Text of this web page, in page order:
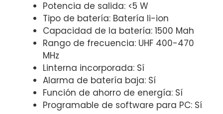
Potencia de salida: <5 W
Tipo de batería: Batería li-ion
Capacidad de la batería: 1500 Mah
Rango de frecuencia: UHF 400-470
MHz
Linterna incorporada: Sí
Alarma de batería baja: Sí
Función de ahorro de energía: Sí
Programable de software para PC: Sí